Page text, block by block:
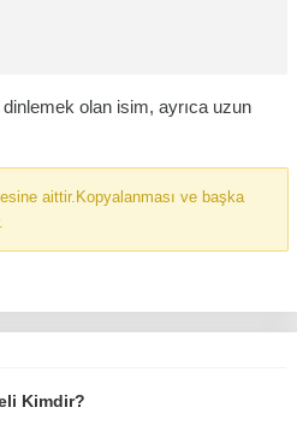
olan isim, ayrıca uzun
aittir.Kopyalanması ve başka
Kimdir?